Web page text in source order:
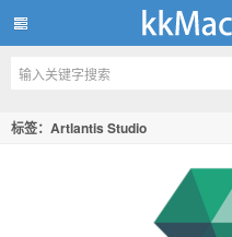
kkMac
标签：Artlantis Studio